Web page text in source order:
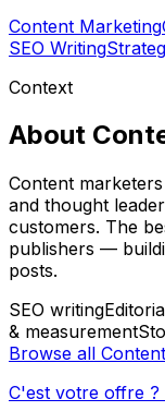
Content Marketing
SEO Writing
Context
About
Content
and thought
customers. The
publishers —
posts.
SEO writing
& measurement
Browse all
C'est votre offre ?